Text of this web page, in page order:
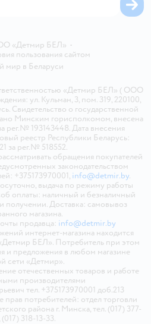
«Детмир БЕЛ» •
пользования сайтом
мир в Беларуси
«Детмир БЕЛ» ( ООО
ул. Кульман, 3, пом. 319, 220100,
Свидетельство о государственной
Минским горисполкомом, внесена
рег.№ 193143448. Дата внесения
реестр Республики Беларусь:
за рег.№ 518552.
обращения покупателей
законодательством
+375173970001, info@detmir.by.
выдача по режиму работы
оплаты: наличный и безналичный
получении. Доставка: самовывоз
магазина.
продавца: info@detmir.by
интернет-магазина находится
БЕЛ». Потребитель при этом
и предложения в любом магазине
сети «Детмир».
отечественных товаров и работе
производителями
тел. +375173970001 доб.213
потребителей: отдел торговли
района г. Минска, тел. (017) 377-
(017) 318-13-33.